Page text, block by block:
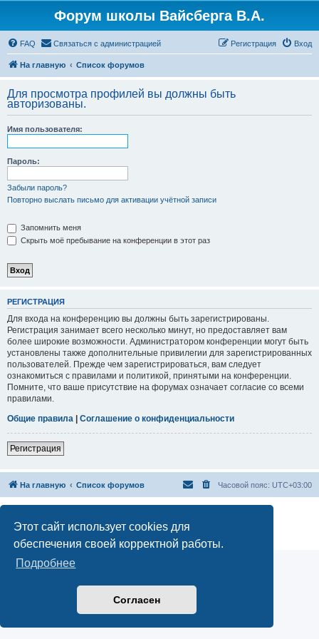
Этот сайт использует cookies для
обеспечения своей корректной работы.
Подробнее
Согласен
Форум школы Вайсберга В.А.
FAQ Связаться с администрацией Вход
Регистрация
На главную Список форумов
Для просмотра профилей вы должны быть
авторизованы.
Имя пользователя:
Пароль:
Забыли пароль?
Повторно выслать письмо для активации учётной записи
Запомнить меня
Скрыть моё пребывание на конференции в этот раз
РЕГИСТРАЦИЯ
Для входа на конференцию вы должны быть зарегистрированы.
Регистрация занимает всего несколько минут, но предоставляет вам
более широкие возможности. Администратором конференции могут быть
установлены также дополнительные привилегии для зарегистрированных
пользователей. Прежде чем зарегистрироваться, вам следует
ознакомиться с правилами и политикой, принятыми на конференции.
Помните, что ваше присутствие на форумах означает согласие со всеми
правилами.
Общие правила | Соглашение о конфиденциальности
Регистрация
На главную Список форумов Часовой пояс: UTC+03:00
Официальный сайт Школы классической астрологии Вайсберга